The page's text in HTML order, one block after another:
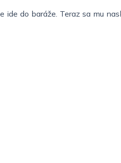
do baráže. Teraz sa mu